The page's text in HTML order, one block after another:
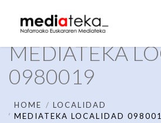
MEDIATEKA
0980019
HOME
LOCALIDAD
MEDIATEKA LOCALIDAD